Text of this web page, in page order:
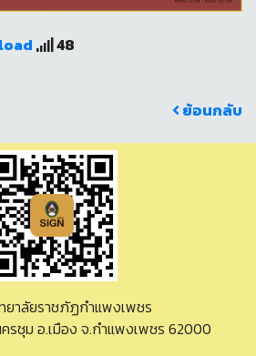
48
ย้อนกลับ
ยาลัยราชภัฏกำแพงเพชร
รชุม อ.เมือง จ.กำแพงเพชร 62000